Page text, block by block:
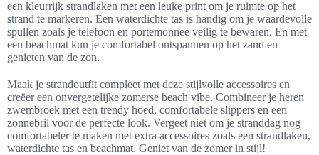
een kleurrijk strandlaken met een leuke print om je ruimte op het
strand te markeren. Een waterdichte tas is handig om je waardevolle
spullen zoals je telefoon en portemonnee veilig te bewaren. En met
een beachmat kun je comfortabel ontspannen op het zand en
genieten van de zon.
Maak je strandoutfit compleet met deze stijlvolle accessoires en
creëer een onvergetelijke zomerse beach vibe. Combineer je heren
zwembroek met een trendy hoed, comfortabele slippers en een
zonnebril voor de perfecte look. Vergeet niet om je stranddag nog
comfortabeler te maken met extra accessoires zoals een strandlaken,
waterdichte tas en beachmat. Geniet van de zomer in stijl!